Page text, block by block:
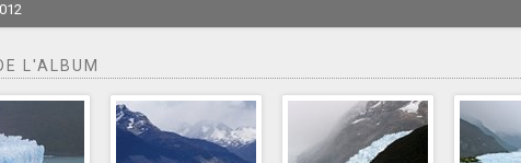
L'ALBUM